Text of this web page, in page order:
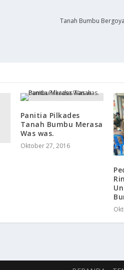
Tanah Bumbu
Panitia Pilkades
Tanah Bumbu Merasa
Was was.
Oktober 27, 2016